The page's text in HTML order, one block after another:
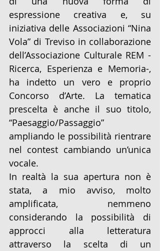
espressione creativa e, su
iniziativa delle Associazioni “Nina
Vola” di Treviso in collaborazione
dell’Associazione Culturale REM -
Ricerca, Esperienza e Memoria-,
ha indetto un vero e proprio
Concorso d’Arte. La tematica
prescelta è anche il suo titolo,
“Paesaggio/Passaggio”
ampliando le possibilità rientrare
nel contest cambiando un’unica
vocale.
In realtà la sua apertura non è
stata, a mio avviso, molto
amplificata, nemmeno
considerando la possibilità di
approcci alla letteratura
attraverso la scelta di un